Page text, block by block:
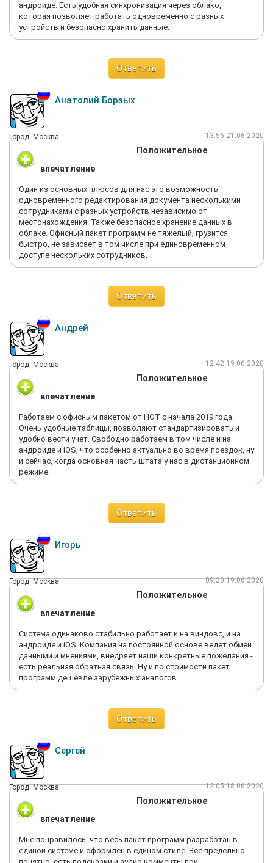
андроиде. Есть удобная синхронизация через облако,
которая позволяет работать одновременно с разных
устройств и безопасно хранить данные.
Ответить
Анатолий Борзых
Город: Москва 13:56 21.06.2020
Положительное
впечатление
Один из основных плюсов для нас это возможность
одновременного редактирования документа несколькими
сотрудниками с разных устройств независимо от
местонахождения. Также безопасное хранение данных в
облаке. Офисный пакет программ не тяжелый, грузится
быстро, не зависает в том числе при единовременном
доступе нескольких сотрудников.
Ответить
Андрей
Город: Москва 12:42 19.06.2020
Положительное
впечатление
Работаем с офисным пакетом от НОТ с начала 2019 года.
Очень удобные таблицы, позволяют стандартизировать и
удобно вести учет. Свободно работаем в том числе и на
андроиде и iOS, что особенно актуально во время поездок, ну
и сейчас, когда основная часть штата у нас в дистанционном
режиме.
Ответить
Игорь
Город: Москва 09:20 19.06.2020
Положительное
впечатление
Система одинаково стабильно работает и на виндовс, и на
андроиде и iOS. Компания на постоянной основе ведет обмен
данными и мнениями, внедряет наши конкретные пожелания -
есть реальная обратная связь. Ну и по стоимости пакет
программ дешевле зарубежных аналогов.
Ответить
Сергей
Город: Москва 12:05 18.06.2020
Положительное
впечатление
Мне понравилось, что весь пакет программ разработан в
единой системе и оформлен в едином стиле. Все предельно